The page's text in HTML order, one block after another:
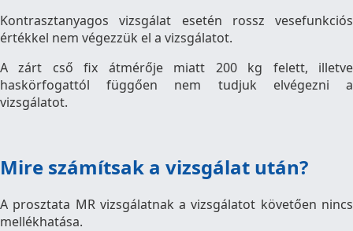
Kontrasztanyagos vizsgálat esetén rossz vesefunkciós
értékkel nem végezzük el a vizsgálatot.
A zárt cső fix átmérője miatt 200 kg felett, illetve
haskörfogattól függően nem tudjuk elvégezni a
vizsgálatot.
Mire számítsak a vizsgálat után?
A prosztata MR vizsgálatnak a vizsgálatot követően nincs
mellékhatása.